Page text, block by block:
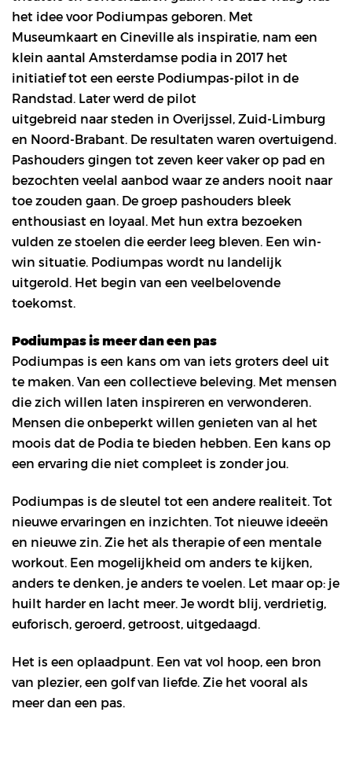
het idee voor Podiumpas geboren. Met
Museumkaart en Cineville als inspiratie, nam een
klein aantal Amsterdamse podia in 2017 het
initiatief tot een eerste Podiumpas-pilot in de
Randstad. Later werd de pilot
uitgebreid naar steden in Overijssel, Zuid-Limburg
en Noord-Brabant. De resultaten waren overtuigend.
Pashouders gingen tot zeven keer vaker op pad en
bezochten veelal aanbod waar ze anders nooit naar
toe zouden gaan. De groep pashouders bleek
enthousiast en loyaal. Met hun extra bezoeken
vulden ze stoelen die eerder leeg bleven. Een win-
win situatie. Podiumpas wordt nu landelijk
uitgerold. Het begin van een veelbelovende
toekomst.
Podiumpas is meer dan een pas
Podiumpas is een kans om van iets groters deel uit
te maken. Van een collectieve beleving. Met mensen
die zich willen laten inspireren en verwonderen.
Mensen die onbeperkt willen genieten van al het
moois dat de Podia te bieden hebben. Een kans op
een ervaring die niet compleet is zonder jou.
Podiumpas is de sleutel tot een andere realiteit. Tot
nieuwe ervaringen en inzichten. Tot nieuwe ideeën
en nieuwe zin. Zie het als therapie of een mentale
workout. Een mogelijkheid om anders te kijken,
anders te denken, je anders te voelen. Let maar op: je
huilt harder en lacht meer. Je wordt blij, verdrietig,
euforisch, geroerd, getroost, uitgedaagd.
Het is een oplaadpunt. Een vat vol hoop, een bron
van plezier, een golf van liefde. Zie het vooral als
meer dan een pas.